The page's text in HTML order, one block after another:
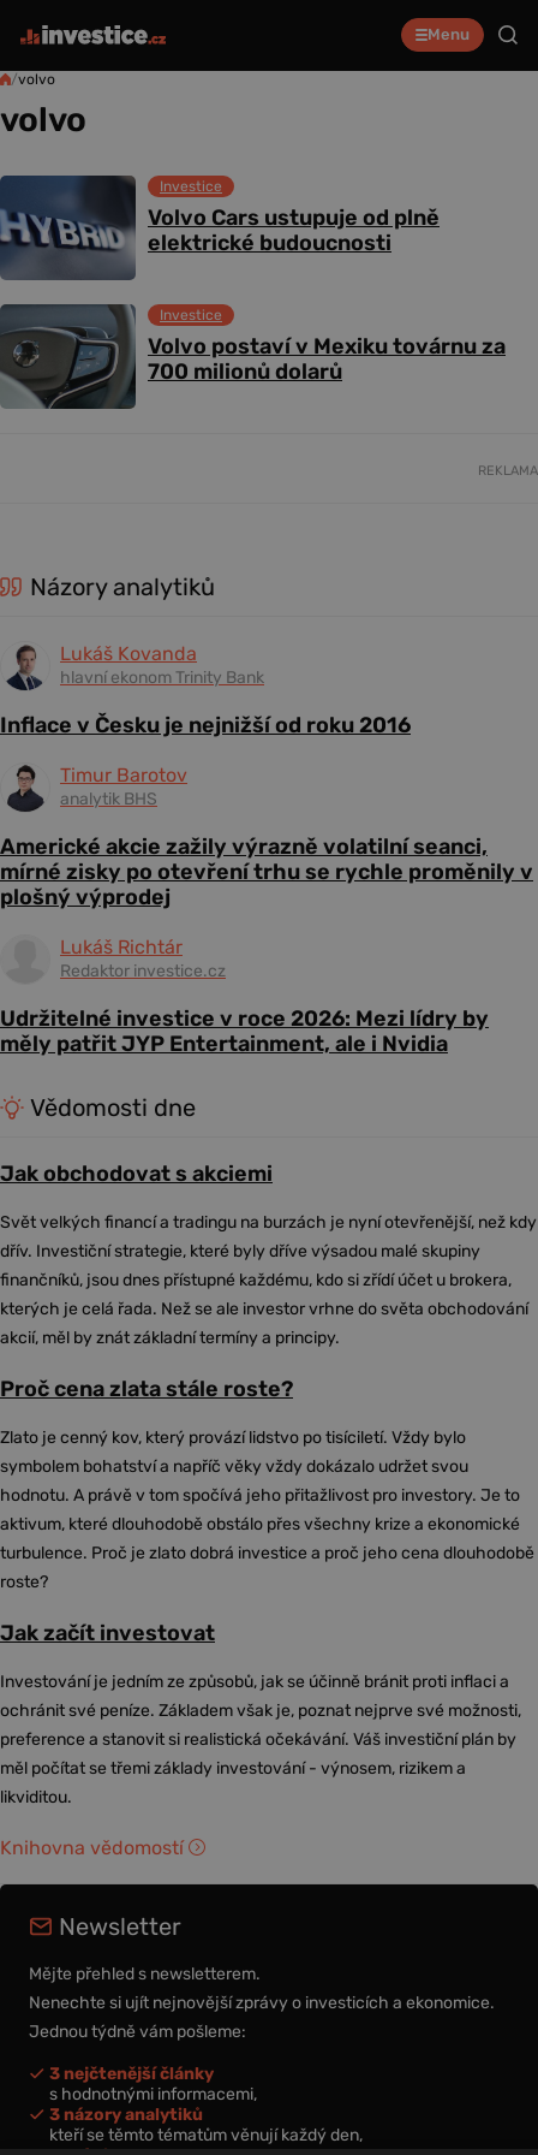
Menu
/volvo
volvo
Volvo Cars ustupuje od plně
elektrické budoucnosti
Investice
Volvo postaví v Mexiku továrnu za
700 milionů dolarů
Investice
REKLAMA
Názory analytiků
Lukáš Kovanda
hlavní ekonom Trinity Bank
Inflace v Česku je nejnižší od roku 2016
Timur Barotov
analytik BHS
Americké akcie zažily výrazně volatilní seanci,
mírné zisky po otevření trhu se rychle proměnily v
plošný výprodej
Lukáš Richtár
Redaktor investice.cz
Udržitelné investice v roce 2026: Mezi lídry by
měly patřit JYP Entertainment, ale i Nvidia
Vědomosti dne
Jak obchodovat s akciemi
Svět velkých financí a tradingu na burzách je nyní otevřenější, než kdy
dřív. Investiční strategie, které byly dříve výsadou malé skupiny
finančníků, jsou dnes přístupné každému, kdo si zřídí účet u brokera,
kterých je celá řada. Než se ale investor vrhne do světa obchodování
akcií, měl by znát základní termíny a principy.
Proč cena zlata stále roste?
Zlato je cenný kov, který provází lidstvo po tisíciletí. Vždy bylo
symbolem bohatství a napříč věky vždy dokázalo udržet svou
hodnotu. A právě v tom spočívá jeho přitažlivost pro investory. Je to
aktivum, které dlouhodobě obstálo přes všechny krize a ekonomické
turbulence. Proč je zlato dobrá investice a proč jeho cena dlouhodobě
roste?
Jak začít investovat
Investování je jedním ze způsobů, jak se účinně bránit proti inflaci a
ochránit své peníze. Základem však je, poznat nejprve své možnosti,
preference a stanovit si realistická očekávání. Váš investiční plán by
měl počítat se třemi základy investování - výnosem, rizikem a
likviditou.
Knihovna vědomostí
Newsletter
Mějte přehled s newsletterem.
Nenechte si ujít nejnovější zprávy o investicích a ekonomice.
Jednou týdně vám pošleme:
3 nejčtenější články
s hodnotnými informacemi,
3 názory analytiků
kteří se těmto tématům věnují každý den,